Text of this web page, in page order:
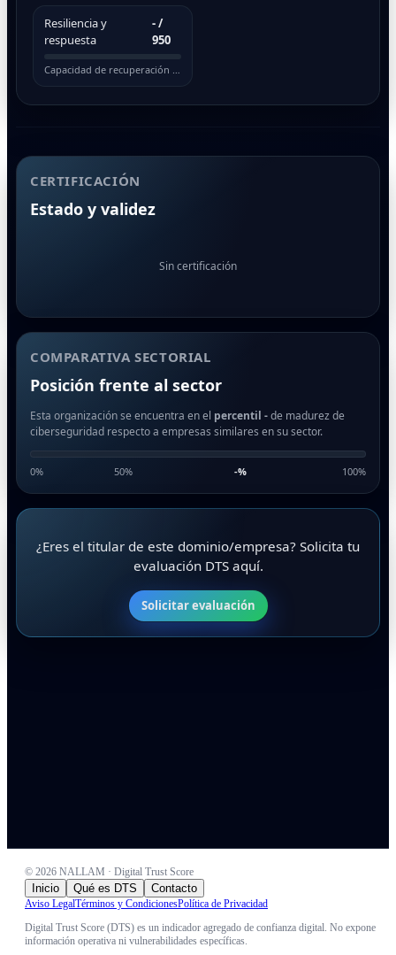
Resiliencia y
respuesta
-/
950
Capacidad de recuperación ante incidentes
CERTIFICACIÓN
Estado y validez
Sin certificación
COMPARATIVA SECTORIAL
Posición frente al sector
Esta organización se encuentra en el percentil -de madurez de
ciberseguridad respecto a empresas similares en su sector.
0% 50% -% 100%
¿Eres el titular de este dominio/empresa? Solicita tu
evaluación DTS aquí.
Solicitar evaluación
© 2026 NALLAM · Digital Trust Score
Inicio Qué es DTS Contacto
Aviso LegalTérminos y CondicionesPolítica de Privacidad
Digital Trust Score (DTS) es un indicador agregado de confianza digital. No expone
información operativa ni vulnerabilidades específicas.